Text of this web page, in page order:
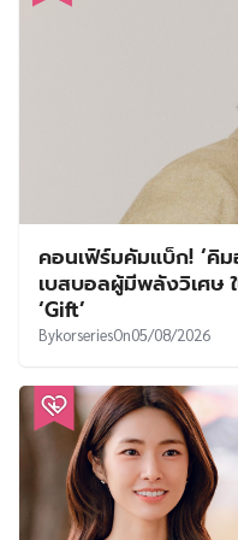
คอนเฟิร์มคัมแบ็ก! ‘คิ
เบสบอลผู้มีพลังวิเศษ
‘Gift’
BykorseriesOn05/08/2026